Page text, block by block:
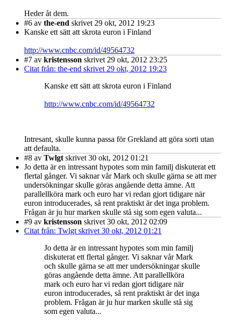
Heder åt dem.
#6 av the-end skrivet 29 okt, 2012 19:23
Kanske ett sätt att skrota euron i Finland
http://www.cnbc.com/id/49564732
#7 av kristensson skrivet 29 okt, 2012 23:25
Citat från: the-end skrivet 29 okt, 2012 19:23
Kanske ett sätt att skrota euron i Finland
http://www.cnbc.com/id/49564732
Intresant, skulle kunna passa för Grekland att göra sorti utan
att defaulta.
#8 av Twlgt skrivet 30 okt, 2012 01:21
Jo detta är en intressant hypotes som min familj diskuterat ett
flertal gånger. Vi saknar vår Mark och skulle gärna se att mer
undersökningar skulle göras angående detta ämne. Att
parallellköra mark och euro har vi redan gjort tidigare när
euron introducerades, så rent praktiskt är det inga problem.
Frågan är ju hur marken skulle stå sig som egen valuta...
#9 av kristensson skrivet 30 okt, 2012 02:09
Citat från: Twlgt skrivet 30 okt, 2012 01:21
Jo detta är en intressant hypotes som min familj
diskuterat ett flertal gånger. Vi saknar vår Mark
och skulle gärna se att mer undersökningar skulle
göras angående detta ämne. Att parallellköra
mark och euro har vi redan gjort tidigare när
euron introducerades, så rent praktiskt är det inga
problem. Frågan är ju hur marken skulle stå sig
som egen valuta...